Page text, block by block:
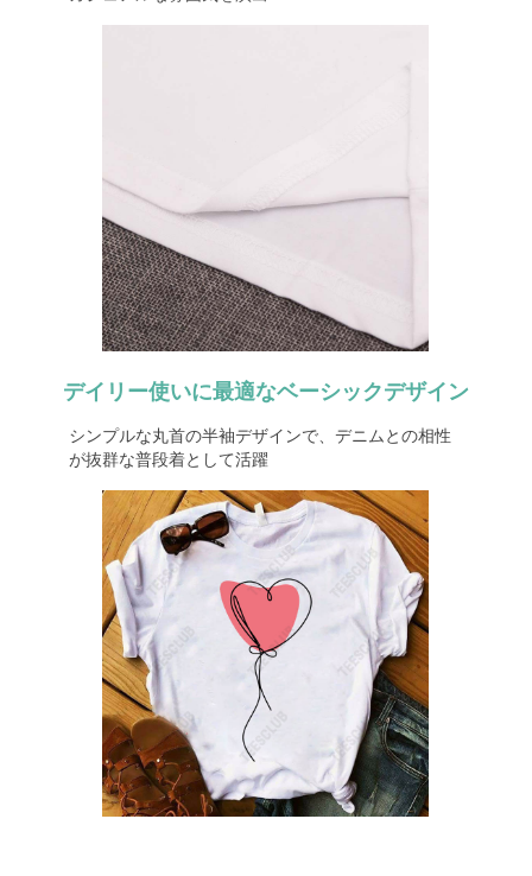
デイリー使いに最適なベーシックデザイン
シンプルな丸首の半袖デザインで、デニムとの相性
が抜群な普段着として活躍